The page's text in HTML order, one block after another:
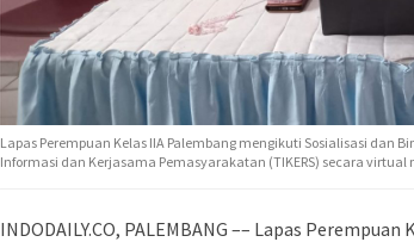
Lapas Perempuan Kelas IIA Palembang mengikuti Sosialisasi dan
Informasi dan Kerjasama Pemasyarakatan (TIKERS) secara
INDODAILY.CO, PALEMBANG –– Lapas